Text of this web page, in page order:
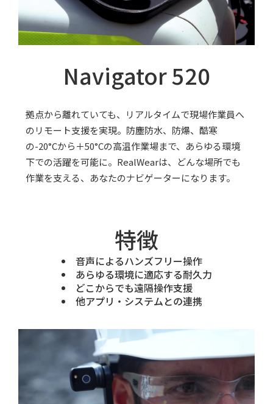
Navigator 520
拠点から離れていても、リアルタイムで現場作業員へ
のリモート支援を実現。防塵防水、防爆、酷寒
の-20°Cから＋50°Cの高温作業場まで、あらゆる環境
下での活躍を可能に。RealWearは、どんな場所でも
作業を支える、あなたのナビゲーターになります。
特徴
音声によるハンズフリー操作
あらゆる環境に適応する耐久力
どこからでも遠隔操作支援
他アプリ・システムとの連携